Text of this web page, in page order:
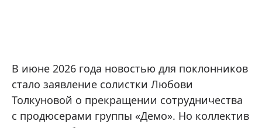
В июне 2026 года новостью для поклонников
стало заявление солистки Любови
Толкуновой о прекращении сотрудничества
с продюсерами группы «Демо». Но коллектив